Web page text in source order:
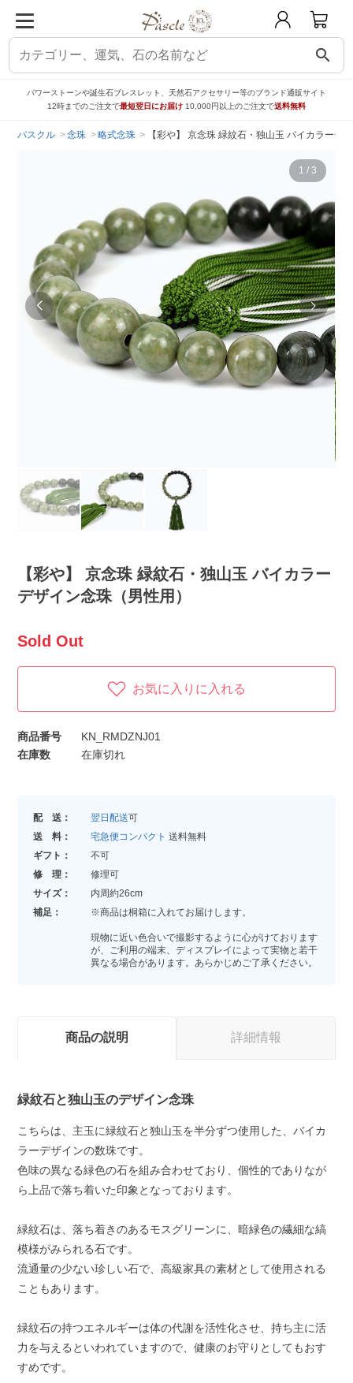
search
パワーストーンや誕生石ブレスレット、天然石アクセサリー等のブランド通販サイト
12時までのご注文で最短翌日にお届け 10,000円以上のご注文で送料無料
パスクル 念珠 略式念珠 【彩や】 京念珠 緑紋石・独山玉 バイカラーデ
1 / 3
【彩や】 京念珠 緑紋石・独山玉 バイカラー
デザイン念珠（男性用）
Sold Out
お気に入りに入れる
商品番号
KN_RMDZNJ01
在庫数
在庫切れ
配 送： 翌日配送可
送 料：
宅急便コンパクト 送料無料
ギフト：
不可
修 理：
修理可
サイズ：
内周約26cm
補足：
※商品は桐箱に入れてお届けします。
現物に近い色合いで撮影するように心がけております
が、ご利用の端末、ディスプレイによって実物と若干
異なる場合があります。あらかじめご了承ください。
商品の説明 詳細情報
緑紋石と独山玉のデザイン念珠
こちらは、主玉に緑紋石と独山玉を半分ずつ使用した、バイカ
ラーデザインの数珠です。
色味の異なる緑色の石を組み合わせており、個性的でありなが
ら上品で落ち着いた印象となっております。
緑紋石は、落ち着きのあるモスグリーンに、暗緑色の繊細な縞
模様がみられる石です。
流通量の少ない珍しい石で、高級家具の素材として使用される
こともあります。
緑紋石の持つエネルギーは体の代謝を活性化させ、持ち主に活
力を与えるといわれていますので、健康のお守りとしてもおす
すめです。